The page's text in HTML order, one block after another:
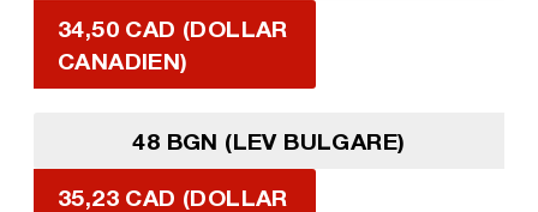
34,50 CAD (DOLLAR
CANADIEN)
48 BGN (LEV BULGARE)
35,23 CAD (DOLLAR